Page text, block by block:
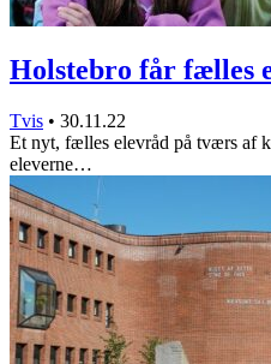
Holstebro får fælles
Tvis • 30.11.22
Et nyt, fælles elevråd på tværs af
eleverne…